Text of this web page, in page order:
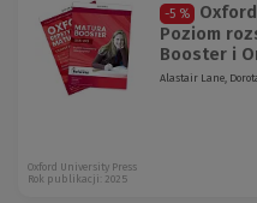
-5 %
Poziom
Booster i
Alastair Lane,
Oxford University Press
Rok publikacji: 2025